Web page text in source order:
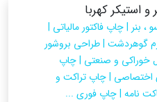
و استیکر کهربا
بنر | چاپ فاکتور مالیاتی |
گوهردشت | طراحی بروشور
خوراکی و صنعتی | چاپ
اختصاصی | چاپ تراکت و
نامه | چاپ فوری ...